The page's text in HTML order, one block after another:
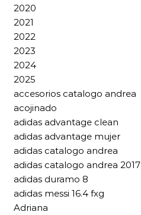
2020
2021
2022
2023
2024
2025
accesorios catalogo andrea
acojinado
adidas advantage clean
adidas advantage mujer
adidas catalogo andrea
adidas catalogo andrea 2017
adidas duramo 8
adidas messi 16.4 fxg
Adriana